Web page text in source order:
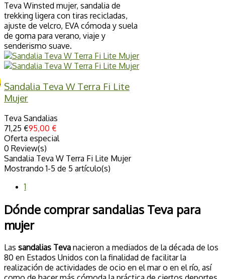
Teva Winsted mujer, sandalia de
trekking ligera con tiras recicladas,
ajuste de velcro, EVA cómoda y suela
de goma para verano, viaje y
senderismo suave.
Sandalia Teva W Terra Fi Lite
Mujer
Teva Sandalias
71,25 €95,00 €
Oferta especial
0 Review(s)
Sandalia Teva W Terra Fi Lite Mujer
Mostrando 1-5 de 5 artículo(s)
1
Dónde comprar sandalias Teva para
mujer
Las sandalias Teva nacieron a mediados de la década de los
80 en Estados Unidos con la finalidad de facilitar la
realización de actividades de ocio en el mar o en el río, así